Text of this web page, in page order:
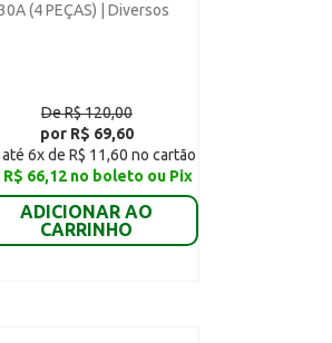
(4 PEÇAS) | Diversos
De R$ 120,00
por R$ 69,60
6x de R$ 11,60 no cartão
R$ 66,12 no boleto ou Pix
ADICIONAR AO
CARRINHO